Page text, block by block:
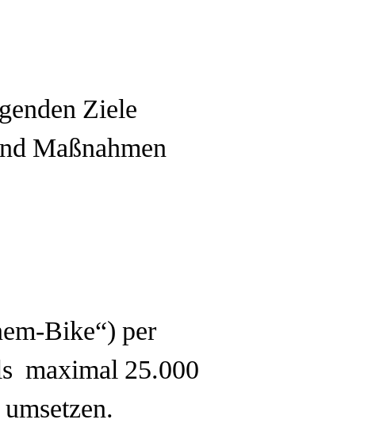
Ziele
Maßnahmen
Bike“) per
maximal 25.000